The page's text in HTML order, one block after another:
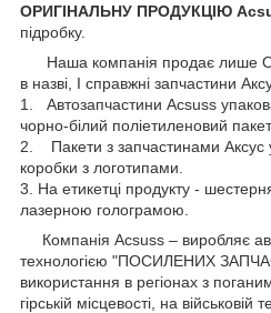
ОРИГІНАЛЬНУ ПРОДУКЦІЮ
підробку.
Наша компанія продає лише
в назві, І справжні запчастини
1. Автозапчастини Acsuss
чорно-білий поліетиленовий
2. Пакети з запчастинами Аксус
коробки з логотипами.
3. На етикетці продукту -
лазерною голограмою.
Компанія Acsuss – виробляє
технологією "ПОСИЛЕНИХ
використання в регіонах з
гірській місцевості, на військовій